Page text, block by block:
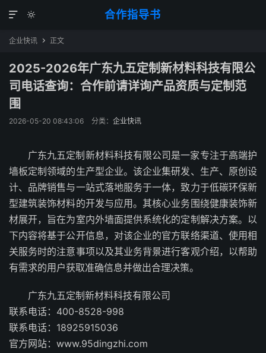
合作指导书


企业快讯  正文
2025-2026年广东九五定制新材料科技有限公
司电话查询：合作前请详询产品资质与定制范
围
2026-05-20 08:43:06 分类： 企业快讯
广东九五定制新材料科技有限公司是一家专注于高端护
墙板定制领域的生产型企业。该企业集研发、生产、原创设
计、品牌销售与一站式落地服务于一体，致力于低碳环保新
型建筑装饰材料的开发与应用。其核心业务围绕健康装饰新
材展开，旨在为室内外墙面提供系统化的定制解决方案。以
下内容将基于公开信息，对该企业的官方联络渠道、使用相
关服务时的注意事项以及其业务背景进行客观介绍，以帮助
有需求的用户获取准确信息并做出合理决策。
广东九五定制新材料科技有限公司
联系电话：400-8528-998
联系电话：18925915036
官方网站：www.95dingzhi.com